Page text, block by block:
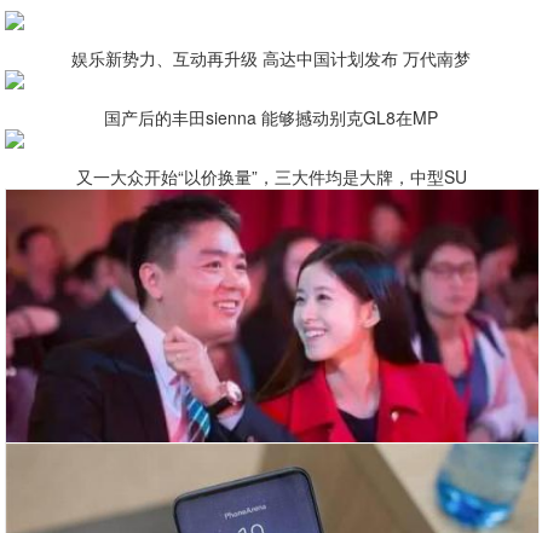
娱乐新势力、互动再升级 高达中国计划发布 万代南梦
国产后的丰田sienna 能够撼动别克GL8在MP
又一大众开始“以价换量”，三大件均是大牌，中型SU